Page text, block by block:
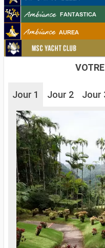
Jour 1 Jour 2 Jour